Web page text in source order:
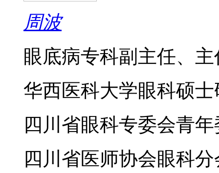
周波
眼底病专科副主任、
华西医科大学眼科硕
四川省眼科专委会青
四川省医师协会眼科